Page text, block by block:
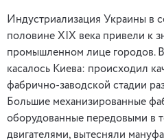
Индустриализация Украины в
половине ХIХ века привели к
промышленном лице городов.
касалось Киева: происходил
фабрично-заводской стадии
Большие механизированные
оборудованные передовыми в
двигателями, вытесняли